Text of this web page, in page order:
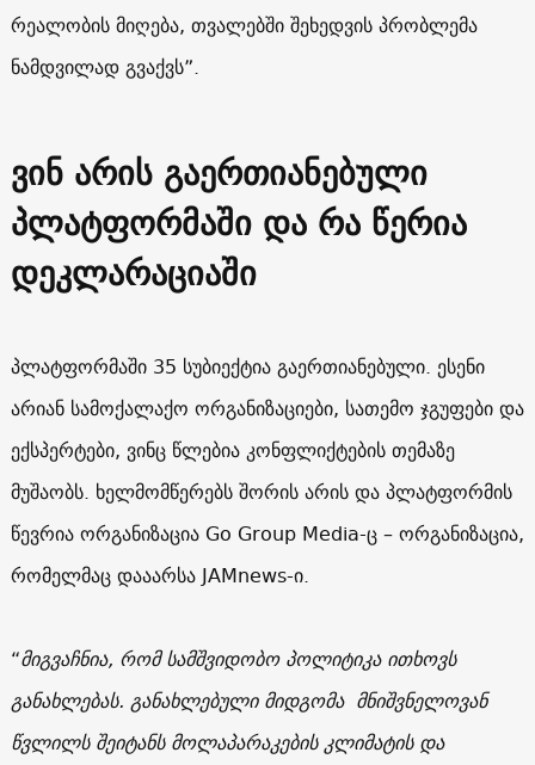
რეალობის მიღება, თვალებში შეხედვის პრობლემა
ნამდვილად გვაქვს”.
ვინ არის გაერთიანებული
პლატფორმაში და რა წერია
დეკლარაციაში
პლატფორმაში 35 სუბიექტია გაერთიანებული. ესენი
არიან სამოქალაქო ორგანიზაციები, სათემო ჯგუფები და
ექსპერტები, ვინც წლებია კონფლიქტების თემაზე
მუშაობს. ხელმომწერებს შორის არის და პლატფორმის
წევრია ორგანიზაცია Go Group Media-ც – ორგანიზაცია,
რომელმაც დააარსა JAMnews-ი.
“მიგვაჩნია, რომ სამშვიდობო პოლიტიკა ითხოვს
განახლებას. განახლებული მიდგომა მნიშვნელოვან
წვლილს შეიტანს მოლაპარაკების კლიმატის და